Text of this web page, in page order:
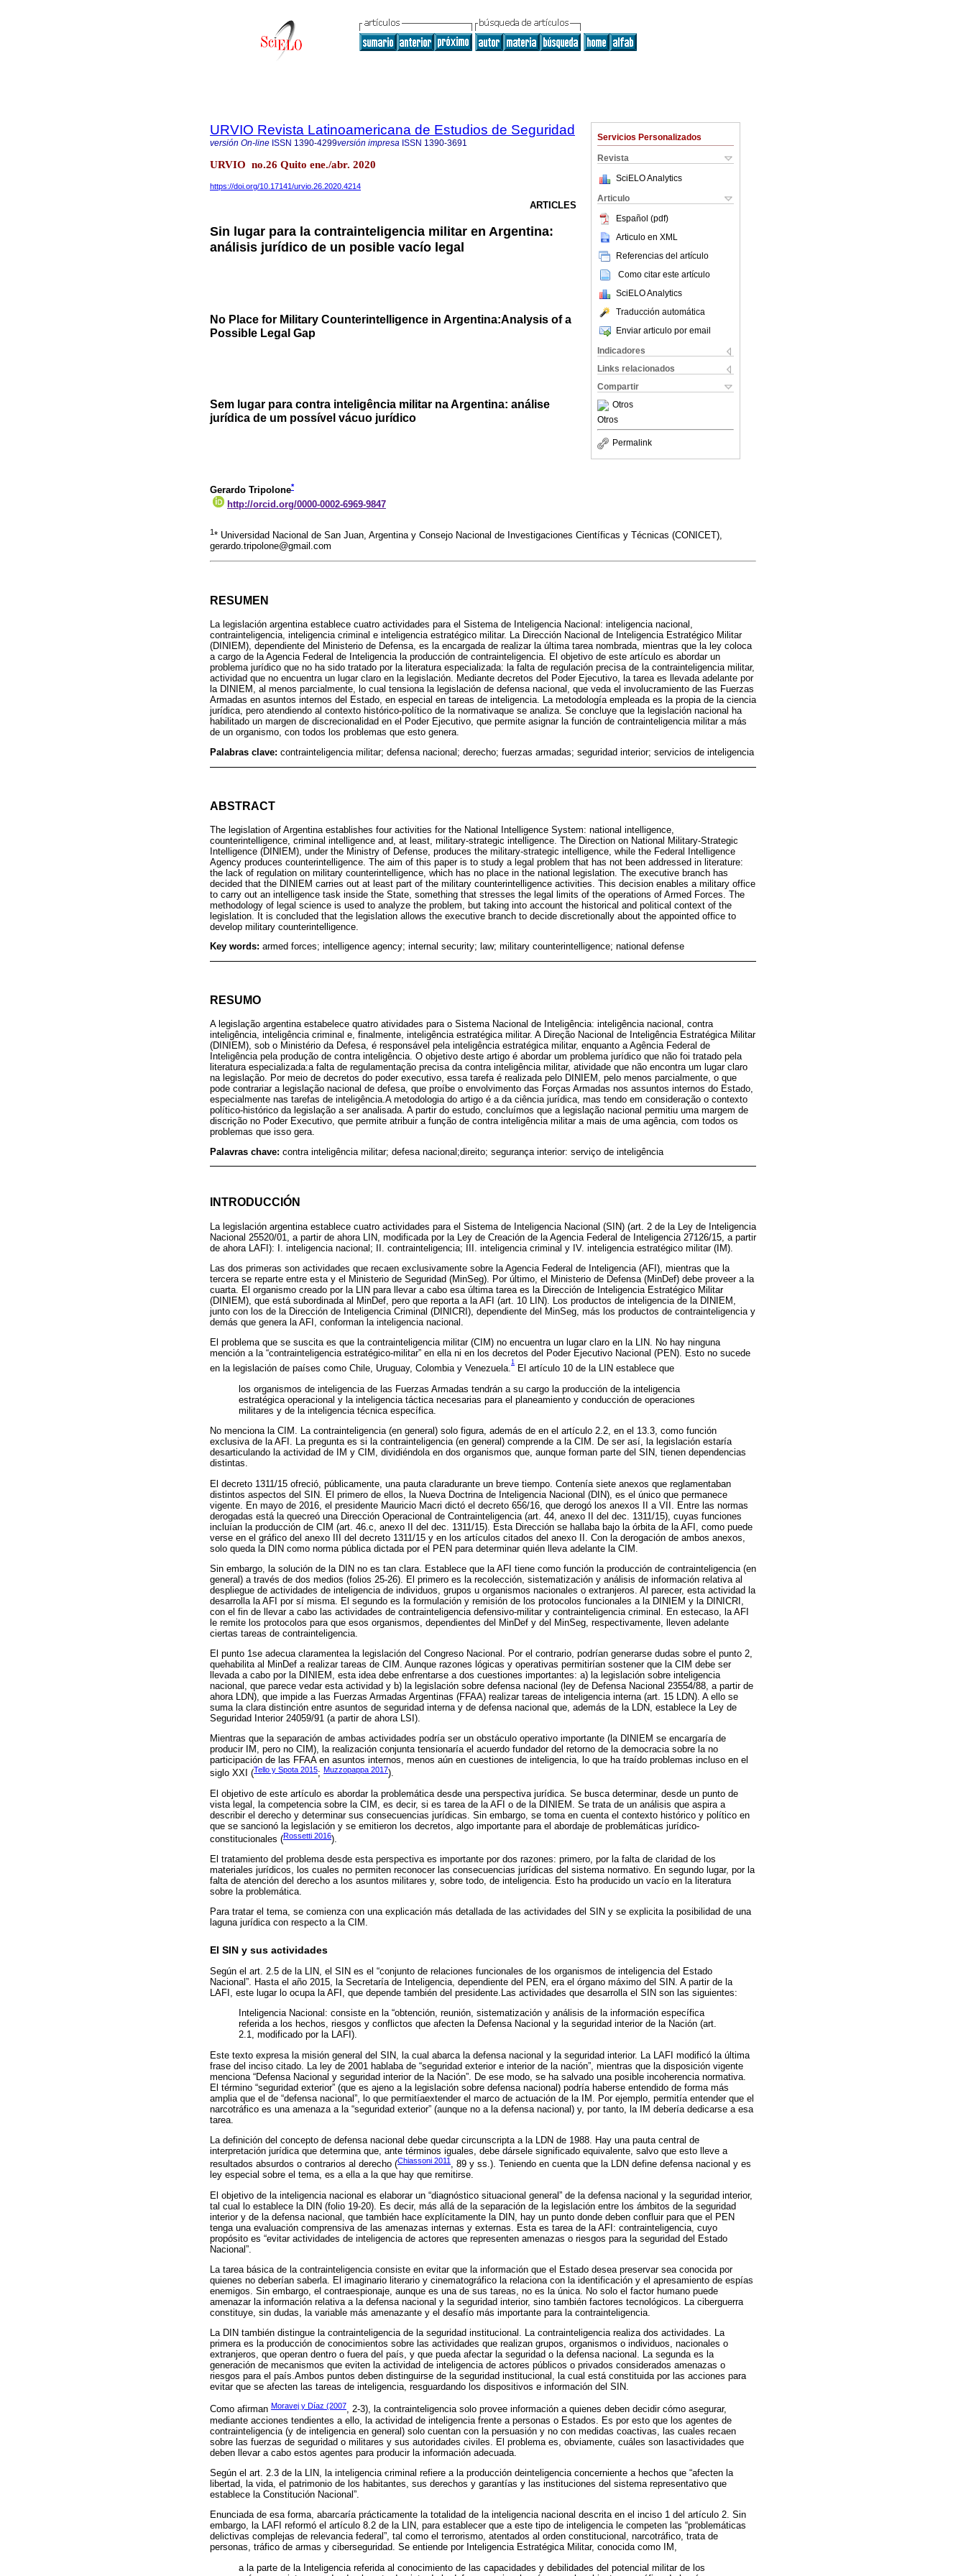
Servicios Personalizados
Revista
SciELO Analytics
Articulo
Español (pdf)
Articulo en XML
Referencias del artículo
Como citar este artículo
SciELO Analytics
Traducción automática
Enviar articulo por email
Indicadores
Links relacionados
Compartir
Otros
Otros
Permalink
URVIO Revista Latinoamericana de Estudios de Seguridad
versión On-line ISSN 1390-4299versión impresa ISSN 1390-3691
URVIO no.26 Quito ene./abr. 2020
https://doi.org/10.17141/urvio.26.2020.4214
ARTICLES
Sin lugar para la contrainteligencia militar en Argentina:
análisis jurídico de un posible vacío legal
No Place for Military Counterintelligence in Argentina:Analysis of a
Possible Legal Gap
Sem lugar para contra inteligência militar na Argentina: análise
jurídica de um possível vácuo jurídico
Gerardo Tripolone*
http://orcid.org/0000-0002-6969-9847
1* Universidad Nacional de San Juan, Argentina y Consejo Nacional de Investigaciones Científicas y Técnicas (CONICET),
gerardo.tripolone@gmail.com
RESUMEN
La legislación argentina establece cuatro actividades para el Sistema de Inteligencia Nacional: inteligencia nacional,
contrainteligencia, inteligencia criminal e inteligencia estratégico militar. La Dirección Nacional de Inteligencia Estratégico Militar
(DINIEM), dependiente del Ministerio de Defensa, es la encargada de realizar la última tarea nombrada, mientras que la ley coloca
a cargo de la Agencia Federal de Inteligencia la producción de contrainteligencia. El objetivo de este artículo es abordar un
problema jurídico que no ha sido tratado por la literatura especializada: la falta de regulación precisa de la contrainteligencia militar,
actividad que no encuentra un lugar claro en la legislación. Mediante decretos del Poder Ejecutivo, la tarea es llevada adelante por
la DINIEM, al menos parcialmente, lo cual tensiona la legislación de defensa nacional, que veda el involucramiento de las Fuerzas
Armadas en asuntos internos del Estado, en especial en tareas de inteligencia. La metodología empleada es la propia de la ciencia
jurídica, pero atendiendo al contexto histórico-político de la normativaque se analiza. Se concluye que la legislación nacional ha
habilitado un margen de discrecionalidad en el Poder Ejecutivo, que permite asignar la función de contrainteligencia militar a más
de un organismo, con todos los problemas que esto genera.
Palabras clave: contrainteligencia militar; defensa nacional; derecho; fuerzas armadas; seguridad interior; servicios de inteligencia
ABSTRACT
The legislation of Argentina establishes four activities for the National Intelligence System: national intelligence,
counterintelligence, criminal intelligence and, at least, military-strategic intelligence. The Direction on National Military-Strategic
Intelligence (DINIEM), under the Ministry of Defense, produces the military-strategic intelligence, while the Federal Intelligence
Agency produces counterintelligence. The aim of this paper is to study a legal problem that has not been addressed in literature:
the lack of regulation on military counterintelligence, which has no place in the national legislation. The executive branch has
decided that the DINIEM carries out at least part of the military counterintelligence activities. This decision enables a military office
to carry out an intelligence task inside the State, something that stresses the legal limits of the operations of Armed Forces. The
methodology of legal science is used to analyze the problem, but taking into account the historical and political context of the
legislation. It is concluded that the legislation allows the executive branch to decide discretionally about the appointed office to
develop military counterintelligence.
Key words: armed forces; intelligence agency; internal security; law; military counterintelligence; national defense
RESUMO
A legislação argentina estabelece quatro atividades para o Sistema Nacional de Inteligência: inteligência nacional, contra
inteligência, inteligência criminal e, finalmente, inteligência estratégica militar. A Direção Nacional de Inteligência Estratégica Militar
(DINIEM), sob o Ministério da Defesa, é responsável pela inteligência estratégica militar, enquanto a Agência Federal de
Inteligência pela produção de contra inteligência. O objetivo deste artigo é abordar um problema jurídico que não foi tratado pela
literatura especializada:a falta de regulamentação precisa da contra inteligência militar, atividade que não encontra um lugar claro
na legislação. Por meio de decretos do poder executivo, essa tarefa é realizada pelo DINIEM, pelo menos parcialmente, o que
pode contrariar a legislação nacional de defesa, que proíbe o envolvimento das Forças Armadas nos assuntos internos do Estado,
especialmente nas tarefas de inteligência.A metodologia do artigo é a da ciência jurídica, mas tendo em consideração o contexto
político-histórico da legislação a ser analisada. A partir do estudo, concluímos que a legislação nacional permitiu uma margem de
discrição no Poder Executivo, que permite atribuir a função de contra inteligência militar a mais de uma agência, com todos os
problemas que isso gera.
Palavras chave: contra inteligência militar; defesa nacional;direito; segurança interior: serviço de inteligência
INTRODUCCIÓN
La legislación argentina establece cuatro actividades para el Sistema de Inteligencia Nacional (SIN) (art. 2 de la Ley de Inteligencia
Nacional 25520/01, a partir de ahora LIN, modificada por la Ley de Creación de la Agencia Federal de Inteligencia 27126/15, a partir
de ahora LAFI): I. inteligencia nacional; II. contrainteligencia; III. inteligencia criminal y IV. inteligencia estratégico militar (IM).
Las dos primeras son actividades que recaen exclusivamente sobre la Agencia Federal de Inteligencia (AFI), mientras que la
tercera se reparte entre esta y el Ministerio de Seguridad (MinSeg). Por último, el Ministerio de Defensa (MinDef) debe proveer a la
cuarta. El organismo creado por la LIN para llevar a cabo esa última tarea es la Dirección de Inteligencia Estratégico Militar
(DINIEM), que está subordinada al MinDef, pero que reporta a la AFI (art. 10 LIN). Los productos de inteligencia de la DINIEM,
junto con los de la Dirección de Inteligencia Criminal (DINICRI), dependiente del MinSeg, más los productos de contrainteligencia y
demás que genera la AFI, conforman la inteligencia nacional.
El problema que se suscita es que la contrainteligencia militar (CIM) no encuentra un lugar claro en la LIN. No hay ninguna
mención a la “contrainteligencia estratégico-militar” en ella ni en los decretos del Poder Ejecutivo Nacional (PEN). Esto no sucede
en la legislación de países como Chile, Uruguay, Colombia y Venezuela.
1
El artículo 10 de la LIN establece que
los organismos de inteligencia de las Fuerzas Armadas tendrán a su cargo la producción de la inteligencia
estratégica operacional y la inteligencia táctica necesarias para el planeamiento y conducción de operaciones
militares y de la inteligencia técnica específica.
No menciona la CIM. La contrainteligencia (en general) solo figura, además de en el artículo 2.2, en el 13.3, como función
exclusiva de la AFI. La pregunta es si la contrainteligencia (en general) comprende a la CIM. De ser así, la legislación estaría
desarticulando la actividad de IM y CIM, dividiéndola en dos organismos que, aunque forman parte del SIN, tienen dependencias
distintas.
El decreto 1311/15 ofreció, públicamente, una pauta claradurante un breve tiempo. Contenía siete anexos que reglamentaban
distintos aspectos del SIN. El primero de ellos, la Nueva Doctrina de Inteligencia Nacional (DIN), es el único que permanece
vigente. En mayo de 2016, el presidente Mauricio Macri dictó el decreto 656/16, que derogó los anexos II a VII. Entre las normas
derogadas está la quecreó una Dirección Operacional de Contrainteligencia (art. 44, anexo II del dec. 1311/15), cuyas funciones
incluían la producción de CIM (art. 46.c, anexo II del dec. 1311/15). Esta Dirección se hallaba bajo la órbita de la AFI, como puede
verse en el gráfico del anexo III del decreto 1311/15 y en los artículos citados del anexo II. Con la derogación de ambos anexos,
solo queda la DIN como norma pública dictada por el PEN para determinar quién lleva adelante la CIM.
Sin embargo, la solución de la DIN no es tan clara. Establece que la AFI tiene como función la producción de contrainteligencia (en
general) a través de dos medios (folios 25-26). El primero es la recolección, sistematización y análisis de información relativa al
despliegue de actividades de inteligencia de individuos, grupos u organismos nacionales o extranjeros. Al parecer, esta actividad la
desarrolla la AFI por sí misma. El segundo es la formulación y remisión de los protocolos funcionales a la DINIEM y la DINICRI,
con el fin de llevar a cabo las actividades de contrainteligencia defensivo-militar y contrainteligencia criminal. En estecaso, la AFI
le remite los protocolos para que esos organismos, dependientes del MinDef y del MinSeg, respectivamente, lleven adelante
ciertas tareas de contrainteligencia.
El punto 1se adecua claramentea la legislación del Congreso Nacional. Por el contrario, podrían generarse dudas sobre el punto 2,
quehabilita al MinDef a realizar tareas de CIM. Aunque razones lógicas y operativas permitirían sostener que la CIM debe ser
llevada a cabo por la DINIEM, esta idea debe enfrentarse a dos cuestiones importantes: a) la legislación sobre inteligencia
nacional, que parece vedar esta actividad y b) la legislación sobre defensa nacional (ley de Defensa Nacional 23554/88, a partir de
ahora LDN), que impide a las Fuerzas Armadas Argentinas (FFAA) realizar tareas de inteligencia interna (art. 15 LDN). A ello se
suma la clara distinción entre asuntos de seguridad interna y de defensa nacional que, además de la LDN, establece la Ley de
Seguridad Interior 24059/91 (a partir de ahora LSI).
Mientras que la separación de ambas actividades podría ser un obstáculo operativo importante (la DINIEM se encargaría de
producir IM, pero no CIM), la realización conjunta tensionaría el acuerdo fundador del retorno de la democracia sobre la no
participación de las FFAA en asuntos internos, menos aún en cuestiones de inteligencia, lo que ha traído problemas incluso en el
siglo XXI (Tello y Spota 2015; Muzzopappa 2017).
El objetivo de este artículo es abordar la problemática desde una perspectiva jurídica. Se busca determinar, desde un punto de
vista legal, la competencia sobre la CIM, es decir, si es tarea de la AFI o de la DINIEM. Se trata de un análisis que aspira a
describir el derecho y determinar sus consecuencias jurídicas. Sin embargo, se toma en cuenta el contexto histórico y político en
que se sancionó la legislación y se emitieron los decretos, algo importante para el abordaje de problemáticas jurídico-
constitucionales (Rossetti 2016).
El tratamiento del problema desde esta perspectiva es importante por dos razones: primero, por la falta de claridad de los
materiales jurídicos, los cuales no permiten reconocer las consecuencias jurídicas del sistema normativo. En segundo lugar, por la
falta de atención del derecho a los asuntos militares y, sobre todo, de inteligencia. Esto ha producido un vacío en la literatura
sobre la problemática.
Para tratar el tema, se comienza con una explicación más detallada de las actividades del SIN y se explicita la posibilidad de una
laguna jurídica con respecto a la CIM.
El SIN y sus actividades
Según el art. 2.5 de la LIN, el SIN es el “conjunto de relaciones funcionales de los organismos de inteligencia del Estado
Nacional”. Hasta el año 2015, la Secretaría de Inteligencia, dependiente del PEN, era el órgano máximo del SIN. A partir de la
LAFI, este lugar lo ocupa la AFI, que depende también del presidente.Las actividades que desarrolla el SIN son las siguientes:
Inteligencia Nacional: consiste en la “obtención, reunión, sistematización y análisis de la información específica
referida a los hechos, riesgos y conflictos que afecten la Defensa Nacional y la seguridad interior de la Nación (art.
2.1, modificado por la LAFI).
Este texto expresa la misión general del SIN, la cual abarca la defensa nacional y la seguridad interior. La LAFI modificó la última
frase del inciso citado. La ley de 2001 hablaba de “seguridad exterior e interior de la nación”, mientras que la disposición vigente
menciona “Defensa Nacional y seguridad interior de la Nación”. De ese modo, se ha salvado una posible incoherencia normativa.
El término “seguridad exterior” (que es ajeno a la legislación sobre defensa nacional) podría haberse entendido de forma más
amplia que el de “defensa nacional”, lo que permitíaextender el marco de actuación de la IM. Por ejemplo, permitía entender que el
narcotráfico es una amenaza a la “seguridad exterior” (aunque no a la defensa nacional) y, por tanto, la IM debería dedicarse a esa
tarea.
La definición del concepto de defensa nacional debe quedar circunscripta a la LDN de 1988. Hay una pauta central de
interpretación jurídica que determina que, ante términos iguales, debe dársele significado equivalente, salvo que esto lleve a
resultados absurdos o contrarios al derecho (Chiassoni 2011 , 89 y ss.). Teniendo en cuenta que la LDN define defensa nacional y es
ley especial sobre el tema, es a ella a la que hay que remitirse.
El objetivo de la inteligencia nacional es elaborar un “diagnóstico situacional general” de la defensa nacional y la seguridad interior,
tal cual lo establece la DIN (folio 19-20). Es decir, más allá de la separación de la legislación entre los ámbitos de la seguridad
interior y de la defensa nacional, que también hace explícitamente la DIN, hay un punto donde deben confluir para que el PEN
tenga una evaluación comprensiva de las amenazas internas y externas. Esta es tarea de la AFI: contrainteligencia, cuyo
propósito es “evitar actividades de inteligencia de actores que representen amenazas o riesgos para la seguridad del Estado
Nacional”.
La tarea básica de la contrainteligencia consiste en evitar que la información que el Estado desea preservar sea conocida por
quienes no deberían saberla. El imaginario literario y cinematográfico la relaciona con la identificación y el apresamiento de espías
enemigos. Sin embargo, el contraespionaje, aunque es una de sus tareas, no es la única. No solo el factor humano puede
amenazar la información relativa a la defensa nacional y la seguridad interior, sino también factores tecnológicos. La ciberguerra
constituye, sin dudas, la variable más amenazante y el desafío más importante para la contrainteligencia.
La DIN también distingue la contrainteligencia de la seguridad institucional. La contrainteligencia realiza dos actividades. La
primera es la producción de conocimientos sobre las actividades que realizan grupos, organismos o individuos, nacionales o
extranjeros, que operan dentro o fuera del país, y que pueda afectar la seguridad o la defensa nacional. La segunda es la
generación de mecanismos que eviten la actividad de inteligencia de actores públicos o privados considerados amenazas o
riesgos para el país.Ambos puntos deben distinguirse de la seguridad institucional, la cual está constituida por las acciones para
evitar que se afecten las tareas de inteligencia, resguardando los dispositivos e información del SIN.
Como afirman Moravej y Díaz (2007, 2-3), la contrainteligencia solo provee información a quienes deben decidir cómo asegurar,
mediante acciones tendientes a ello, la actividad de inteligencia frente a personas o Estados. Es por esto que los agentes de
contrainteligencia (y de inteligencia en general) solo cuentan con la persuasión y no con medidas coactivas, las cuales recaen
sobre las fuerzas de seguridad o militares y sus autoridades civiles. El problema es, obviamente, cuáles son lasactividades que
deben llevar a cabo estos agentes para producir la información adecuada.
Según el art. 2.3 de la LIN, la inteligencia criminal refiere a la producción deinteligencia concerniente a hechos que “afecten la
libertad, la vida, el patrimonio de los habitantes, sus derechos y garantías y las instituciones del sistema representativo que
establece la Constitución Nacional”.
Enunciada de esa forma, abarcaría prácticamente la totalidad de la inteligencia nacional descrita en el inciso 1 del artículo 2. Sin
embargo, la LAFI reformó el artículo 8.2 de la LIN, para establecer que a este tipo de inteligencia le competen las “problemáticas
delictivas complejas de relevancia federal”, tal como el terrorismo, atentados al orden constitucional, narcotráfico, trata de
personas, tráfico de armas y ciberseguridad. Se entiende por Inteligencia Estratégica Militar, conocida como IM,
a la parte de la Inteligencia referida al conocimiento de las capacidades y debilidades del potencial militar de los